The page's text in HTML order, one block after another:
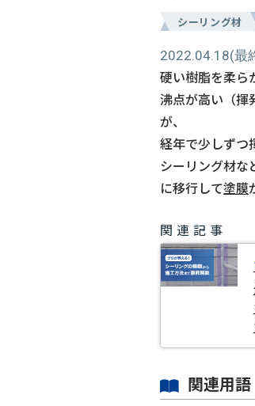
シーリング材
2022.04.18(最
硬い樹脂を柔ら
沸点が高い（揮
が、
経年で少しずつ
シーリング材な
に移行して塗膜
関連記事
関連用語